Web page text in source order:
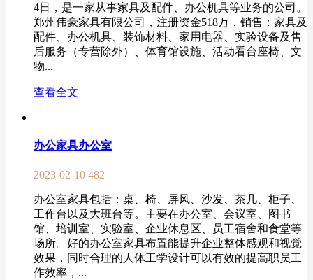
4日，是一家从事家具及配件、办公机具等业务的公司。
郑州伟豪家具有限公司，注册资金518万，销售：家具及
配件、办公机具、装饰材料、家用电器、实验设备及售
后服务（专营除外）、体育馆设施、活动看台座椅、文
物...
查看全文
办公家具办公室
2023-02-10 482
办公室家具包括：桌、椅、屏风、沙发、茶几、柜子、
工作台以及大班台等。主要在办公室、会议室、图书
馆、培训室、实验室、企业休息区、员工宿舍和食堂等
场所。好的办公室家具布置能提升企业整体感观和视觉
效果，同时合理的人体工学设计可以有效的提高职员工
作效率，...